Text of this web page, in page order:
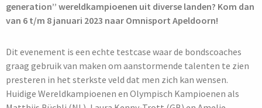
generation’’ wereldkampioenen uit diverse landen? Kom dan
van 6 t/m 8 januari 2023 naar Omnisport Apeldoorn!
Dit evenement is een echte testcase waar de bondscoaches
graag gebruik van maken om aanstormende talenten te zien
presteren in het sterkste veld dat men zich kan wensen.
Huidige Wereldkampioenen en Olympisch Kampioenen als